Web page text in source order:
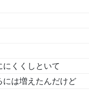
くくしといて
には増えたんだけど